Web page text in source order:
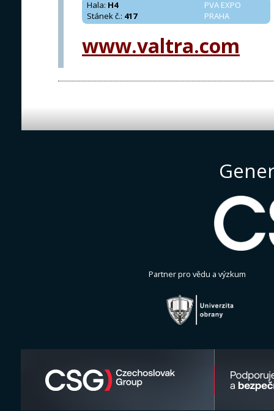
PVA EXPO
PRAHA
Hala: H4
Stánek č.: 417
www.valtra.com
Partner pro vědu a výzkum